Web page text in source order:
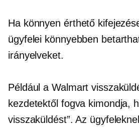
Ha könnyen érthető
ügyfelei könnyebben
irányelveket.
Például a Walmart
kezdetektől fogva kimondja,
visszaküldést”. Az